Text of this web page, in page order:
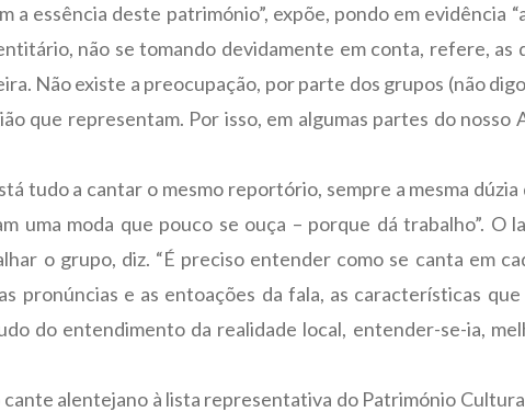
essência deste património”, expõe, pondo em evidência
não se tomando devidamente em conta, refere, as
Não existe a preocupação, por parte dos grupos (não
que representam. Por isso, em algumas partes do nosso
tudo a cantar o mesmo reportório, sempre a mesma dúzia
uma moda que pouco se ouça – porque dá trabalho”. O
o grupo, diz. “É preciso entender como se canta em
pronúncias e as entoações da fala, as características que
do entendimento da realidade local, entender-se-ia,
alentejano à lista representativa do Património